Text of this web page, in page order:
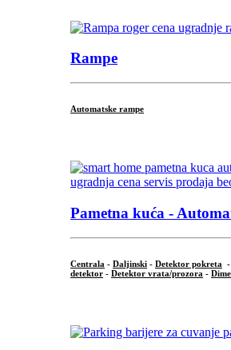
Rampe
Automatske rampe
Pametna kuća -
Centrala - Daljinski - Detektor pokreta
detektor - Detektor vrata/prozora -